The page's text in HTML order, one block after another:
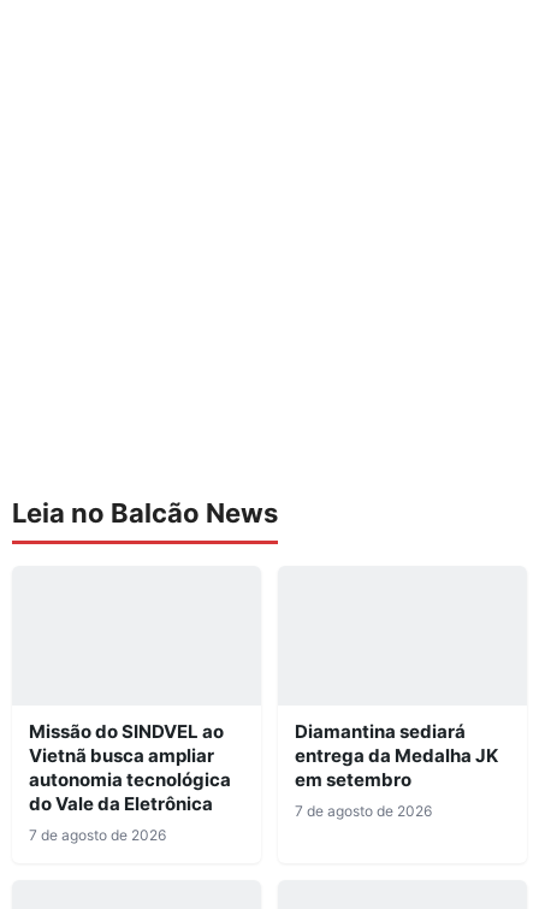
Leia no Balcão News
Missão do SINDVEL ao
Vietnã busca ampliar
autonomia tecnológica
do Vale da Eletrônica
7 de agosto de 2026
Diamantina sediará
entrega da Medalha JK
em setembro
7 de agosto de 2026